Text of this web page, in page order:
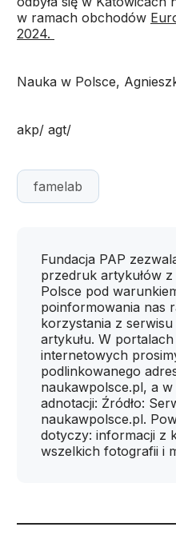
w ramach obchodów
2024.
Nauka w Polsce,
akp/ agt/
famelab
Fundacja PAP
przedruk artykułów
Polsce pod
poinformowania nas
korzystania z
artykułu. W
internetowych
podlinkowanego
naukawpolsce.pl, a
adnotacji: Źródło:
naukawpolsce.pl.
dotyczy: informacji z
wszelkich fotografii i